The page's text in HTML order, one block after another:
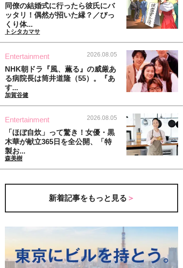
同僚の結婚式に行ったら彼氏にバ
ッタリ！偶然が招いた縁？／びっ
くり体...
トシタカマサ
Entertainment 2026.08.05
NHK朝ドラ『風、薫る』の威厳あ
る病院長は筒井道隆（55）。『あ
す...
加賀谷健
Entertainment 2026.08.05
「ほぼ自炊」って驚き！女優・黒
木華が献立365日を全公開、「特
製お...
森美樹
新着記事をもっと見る